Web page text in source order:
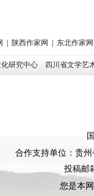
| 陕西作家网 | 东北作家网
研究中心 四川省文学艺
合作支持单位：贵
投稿邮
您是本